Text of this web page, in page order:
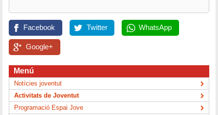
Facebook Twitter WhatsApp
Google+
Menú
Notícies joventut
Activitats de Joventut
Programació Espai Jove